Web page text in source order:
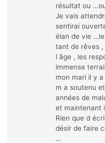
résultat ou
Je vais
sentirai
élan de vie
tant de rêves
l âge , les
immense
mon mari il y
m a soutenu
années de
et maintenant
Rien que d
désir de faire
…